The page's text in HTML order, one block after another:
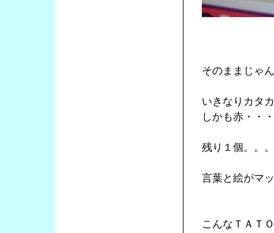
そのままじゃ
いきなりカタ
しかも赤・・・
残り１個。。
言葉と絵がマ
こんなＴＡＴ